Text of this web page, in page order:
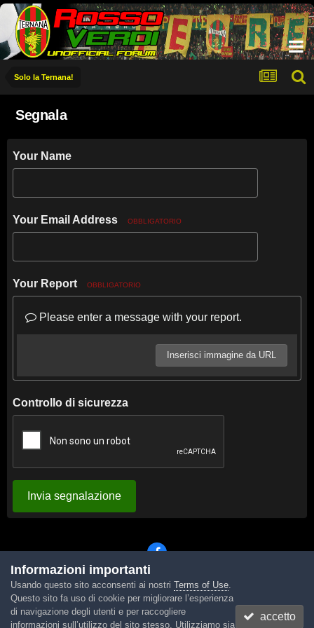
Solo la Ternana!
Segnala
Your Name
Your Email Address OBBLIGATORIO
Your Report OBBLIGATORIO
Please enter a message with your report.
Inserisci immagine da URL
Controllo di sicurezza
Invia segnalazione
Lingua Tema Contattaci Cookies
Powered by Invision Community
Informazioni importanti
Usando questo sito acconsenti ai nostri Terms of Use.
Questo sito fa uso di cookie per migliorare l’esperienza
di navigazione degli utenti e per raccogliere
informazioni sull’utilizzo del sito stesso. Utilizziamo sia
accetto